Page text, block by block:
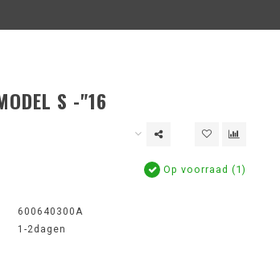
S -"16
Op voorraad (1)
600640300A
1-2dagen